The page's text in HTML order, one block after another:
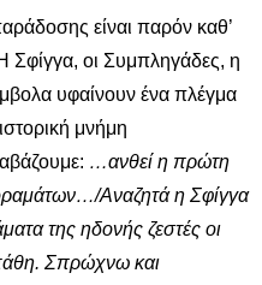
είναι παρόν καθ’
Σφίγγα, οι Συμπληγάδες, η
υφαίνουν ένα πλέγμα
μνήμη
…ανθεί η πρώτη
Αναζητά η Σφίγγα
της ηδονής ζεστές οι
Σπρώχνω και